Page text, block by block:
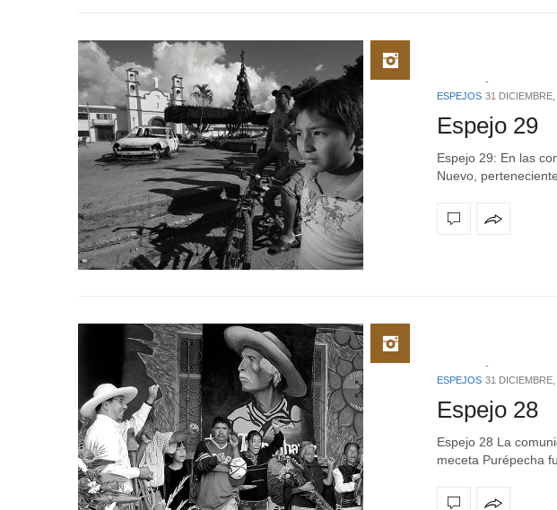
ESPEJOS 31
Espejo 29
Espejo 29: En las
Nuevo,
ESPEJOS 31
Espejo 28
Espejo 28 La
meceta Purépecha